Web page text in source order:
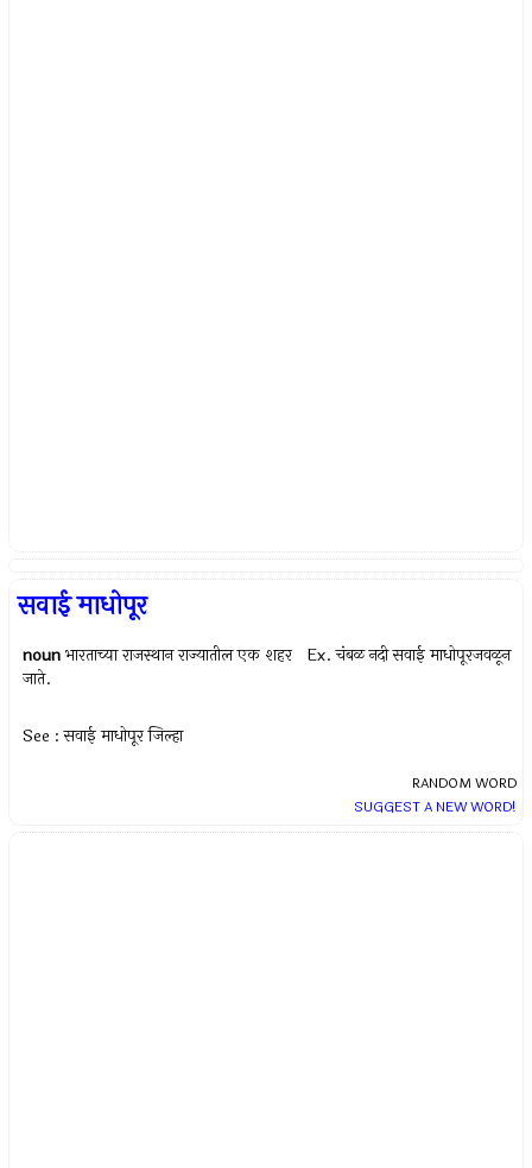
सवाई माधोपूर
noun भारताच्या राजस्थान राज्यातील एक शहर Ex.चंबळ नदी सवाई माधोपूरजवळून
जाते.
See : सवाई माधोपूर जिल्हा
RANDOM WORD
SUGGEST A NEW WORD!